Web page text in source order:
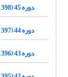
دوره 45 (1398)
دوره 44 (1397)
دوره 43 (1396)